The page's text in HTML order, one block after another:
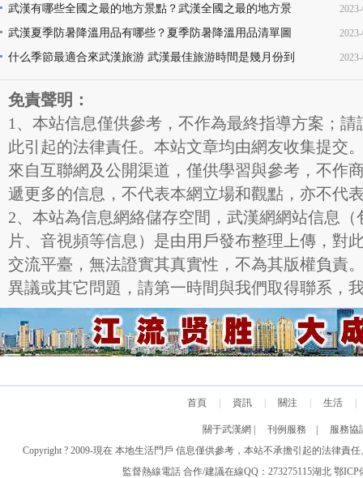
地址推薦
武漢有哪些全國之最的地方景點？武漢全國之最的地方景
點名稱介紹及圖片大全欣賞
武漢夏季防暑降溫用品有哪些？夏季防暑降溫用品清單圖
片
什么季節最適合來武漢旅游 武漢最佳旅游時間是幾月份到
幾月份
免責聲明：
1、本站信息僅供參考，不作為最終指導方案；
此引起的法律責任。本站文章均由網友收集提交。文
來自互聯網及公開渠道，僅供學習與參考，不作商
遞更多的信息，不代表本網立場和觀點，亦不代
2、本站為信息網絡儲存空間，武漢網網站信息
片、音視頻等信息）是由用戶發布整理上傳，對此類
交流平臺，無法證實其真實性，不為其版權負責。
異議或其它問題，請第一時間與我們取得聯系，我們
首頁 資訊 關注 生活
關于武漢網 刊例服務
服務協
Copyright ? 2009-現在 本地生活門戶 信息僅供參考，本站不承擔引起的法律責任。
監督熱線電話 合作/建議在線QQ：273275115湖北 鄂ICP